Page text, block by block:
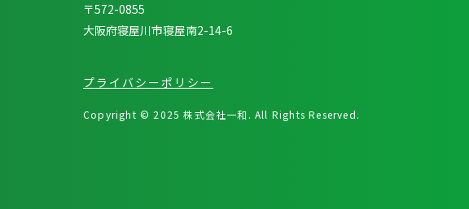
〒572-0855
大阪府寝屋川市寝屋南2-14-6
プライバシーポリシー
Copyright © 2025 株式会社⼀和. All Rights Reserved.